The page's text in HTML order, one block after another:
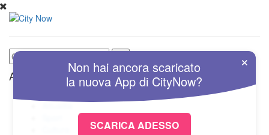
Altre Sezioni
Attualità
×
Non hai ancora scaricato
la nuovaApp di CityNow?
SCARICA ADESSO